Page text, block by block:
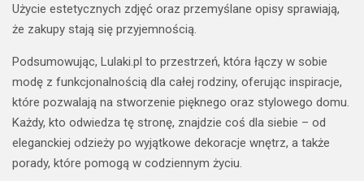
Użycie estetycznych zdjęć oraz przemyślane opisy sprawiają,
że zakupy stają się przyjemnością.
Podsumowując, Lulaki.pl to przestrzeń, która łączy w sobie
modę z funkcjonalnością dla całej rodziny, oferując inspiracje,
które pozwalają na stworzenie pięknego oraz stylowego domu.
Każdy, kto odwiedza tę stronę, znajdzie coś dla siebie – od
eleganckiej odzieży po wyjątkowe dekoracje wnętrz, a także
porady, które pomogą w codziennym życiu.